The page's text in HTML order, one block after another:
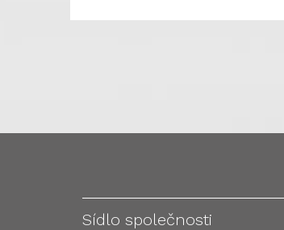
Sídlo společnosti